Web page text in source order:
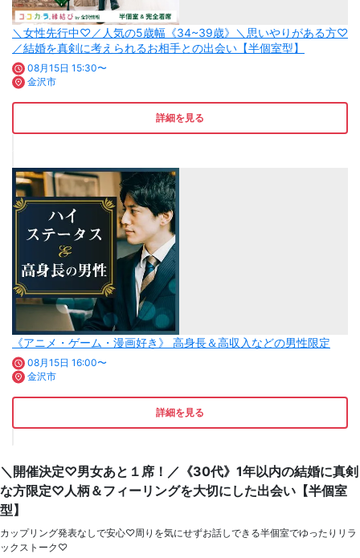
＼女性先行中♡／人気の5歳幅《34~39歳》＼思いやりがある方♡
／結婚を真剣に考えられるお相手との出会い【半個室型】
08月15日 15:30〜
金沢市
詳細を見る
《アニメ・ゲーム・漫画好き》 高身長＆高収入などの男性限定
08月15日 16:00〜
金沢市
詳細を見る
＼開催決定♡男女あと１席！／《30代》1年以内の結婚に真剣
な方限定♡人柄＆フィーリングを大切にした出会い【半個室
型】
カップリング発表なしで安心♡周りを気にせずお話しできる半個室でゆったりリラ
ックストーク♡